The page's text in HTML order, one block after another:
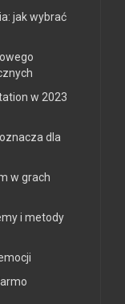
jak wybrać
w 2023
dla
w grach
i metody